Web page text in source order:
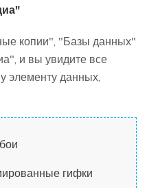
копии", "Базы данных"
и вы увидите все
элементу данных,
гифки